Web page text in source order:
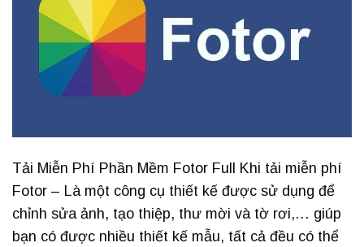
Tải Miễn Phí Phần Mềm Fotor Full Khi tải miễn phí
Fotor – Là một công cụ thiết kế được sử dụng để
chỉnh sửa ảnh, tạo thiệp, thư mời và tờ rơi,… giúp
bạn có được nhiều thiết kế mẫu, tất cả đều có thể